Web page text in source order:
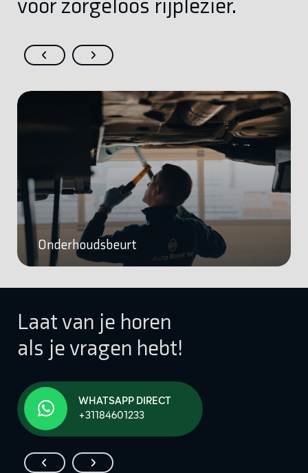
voor zorgeloos rijplezier.
Onderhoudsbeurt
Laat van je horen
als je vragen hebt!
WHATSAPP DIRECT
+31184601233